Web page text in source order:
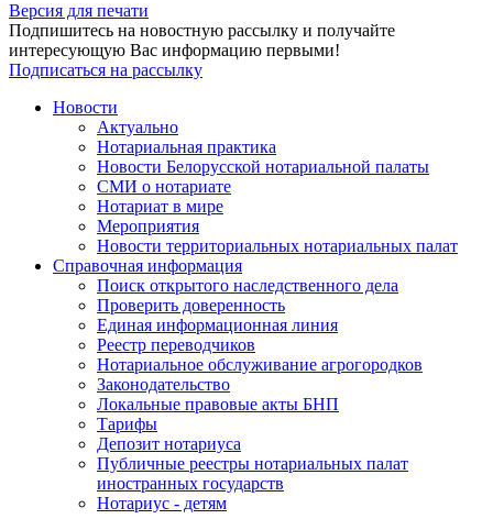
Версия для печати
Подпишитесь на новостную рассылку и получайте
интересующую Вас информацию первыми!
Подписаться на рассылку
Новости
Актуально
Нотариальная практика
Новости Белорусской нотариальной палаты
СМИ о нотариате
Нотариат в мире
Мероприятия
Новости территориальных нотариальных палат
Справочная информация
Поиск открытого наследственного дела
Проверить доверенность
Единая информационная линия
Реестр переводчиков
Нотариальное обслуживание агрогородков
Законодательство
Локальные правовые акты БНП
Тарифы
Депозит нотариуса
Публичные реестры нотариальных палат
иностранных государств
Нотариус - детям